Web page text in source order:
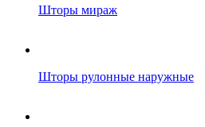
Шторы мираж
Шторы рулонные наружные